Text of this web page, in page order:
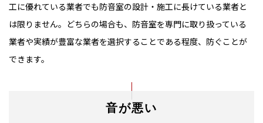
工に優れている業者でも防音室の設計・施工に長けている業者と
は限りません。どちらの場合も、防音室を専門に取り扱っている
業者や実績が豊富な業者を選択することである程度、防ぐことが
できます。
音が悪い